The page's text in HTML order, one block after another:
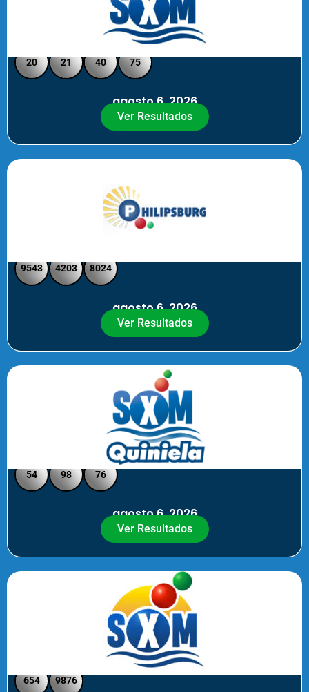
Loto Pool SXM - Medio Día
20 21 40 75
agosto 6, 2026
Ver Resultados
9543 4203 8024
agosto 6, 2026
Ver Resultados
Quiniela SXM - Noche
54 98 76
agosto 6, 2026
Ver Resultados
SXM Noche - Pick 3 Pick 4
654 9876